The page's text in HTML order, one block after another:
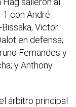
1 con André
Victor
en defensa;
Fernandes y
y Anthony
árbitro principal